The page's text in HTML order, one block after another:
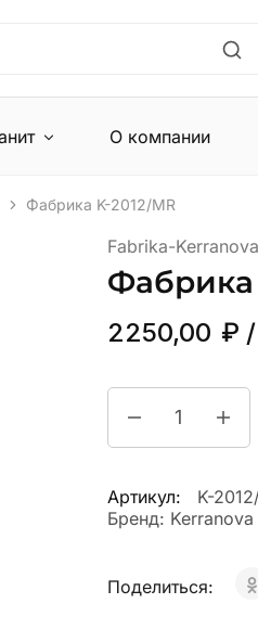
О компании
Фабрика K-2012/MR
Fabrika-Kerranova
Фабрика
2250,00 ₽
Артикул:
K-
Бренд: Kerranova
Поделиться: